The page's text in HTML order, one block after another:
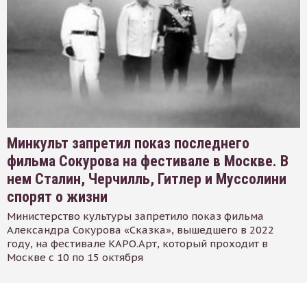
Минкульт запретил показ последнего
фильма Сокурова на фестивале в Москве. В
нем Сталин, Черчилль, Гитлер и Муссолини
спорят о жизни
Министерство культуры запретило показ фильма
Александра Сокурова «Сказка», вышедшего в 2022
году, на фестивале КАРО.Арт, который проходит в
Москве с 10 по 15 октября